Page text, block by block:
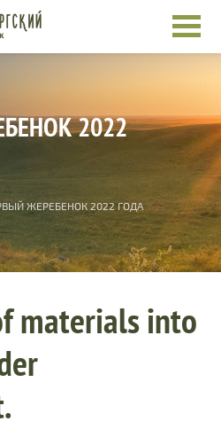
2022
ЖЕРЕБЕНОК 2022 ГОДА
materials into